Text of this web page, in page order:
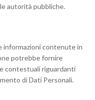
autorità pubbliche.
informazioni contenute in
potrebbe fornire
contestuali riguardanti
di Dati Personali.